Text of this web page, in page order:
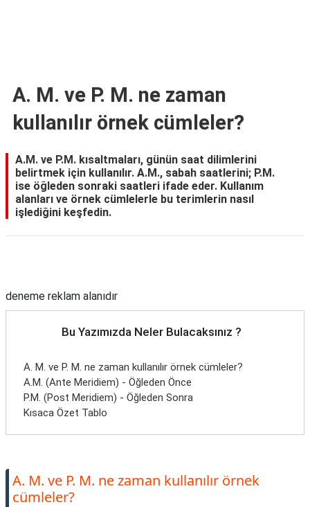
A. M. ve P. M. ne zaman
kullanılır örnek cümleler?
A.M. ve P.M. kısaltmaları, günün saat dilimlerini
belirtmek için kullanılır. A.M., sabah saatlerini; P.M.
ise öğleden sonraki saatleri ifade eder. Kullanım
alanları ve örnek cümlelerle bu terimlerin nasıl
işlediğini keşfedin.
deneme reklam alanıdır
Bu Yazımızda Neler Bulacaksınız ?
A. M. ve P. M. ne zaman kullanılır örnek cümleler?
A.M. (Ante Meridiem) - Öğleden Önce
P.M. (Post Meridiem) - Öğleden Sonra
Kısaca Özet Tablo
A. M. ve P. M. ne zaman kullanılır örnek
cümleler?